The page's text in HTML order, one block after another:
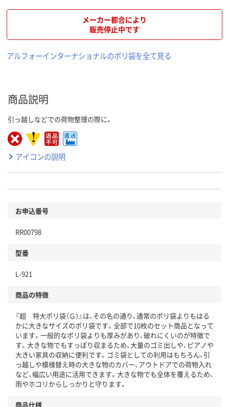
メーカー都合により
販売停止中です
アルフォーインターナショナルのポリ袋を全て見る
商品説明
引っ越しなどでの荷物整理の際に。
アイコンの説明
お申込番号
RR00798
型番
L-921
商品の特徴
『超 特大ポリ袋（Ｇ）』は、その名の通り、通常のポリ袋よりもはる
かに大きなサイズのポリ袋です。全部で10枚のセット商品となって
います。一般的なポリ袋よりも厚みがあり、破れにくいのが特徴で
す。大きな物でもすっぽり収まるため、大量のゴミ出しや、ピアノや
大きい家具の収納に便利です。ゴミ袋としての利用はもちろん、引
っ越しや模様替え時の大きな物のカバー、アウトドアでの荷物入れ
など、幅広い用途に活用できます。大きな物でも全体を覆えるため、
雨やホコリからしっかりと守ります。
商品仕様